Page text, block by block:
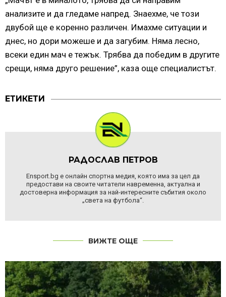
анализите и да гледаме напред. Знаехме, че този
двубой ще е коренно различен. Имахме ситуации и
днес, но дори можеше и да загубим. Няма лесно,
всеки един мач е тежък. Трябва да победим в другите
срещи, няма друго решение”, каза още специалистът.
ЕТИКЕТИ
РАДОСЛАВ ПЕТРОВ
Ensport.bg е онлайн спортна медия, която има за цел да
предостави на своите читатели навременна, актуална и
достоверна информация за най-интересните събития около
„света на футбола“.
ВИЖТЕ ОЩЕ